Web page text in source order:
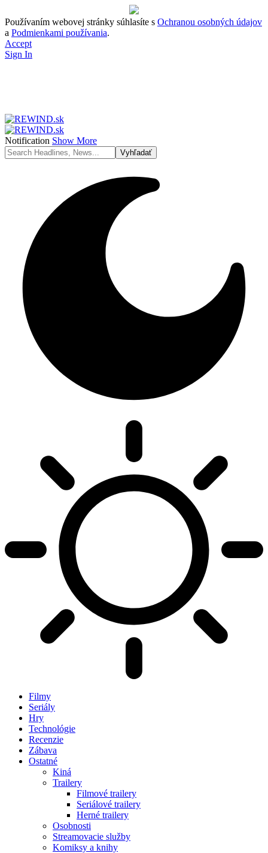
Používaním webovej stránky súhlasíte s Ochranou osobných údajov
a Podmienkami používania.
Accept
Sign In
Notification Show More
Filmy
Seriály
Hry
Technológie
Recenzie
Zábava
Ostatné
Kiná
Trailery
Filmové trailery
Seriálové trailery
Herné trailery
Osobnosti
Streamovacie služby
Komiksy a knihy